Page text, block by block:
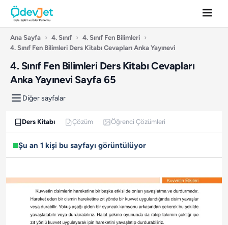
Ana Sayfa › 4. Sınıf › 4. Sınıf Fen Bilimleri ›
4. Sınıf Fen Bilimleri Ders Kitabı Cevapları Anka Yayınevi
4. Sınıf Fen Bilimleri Ders Kitabı Cevapları
Anka Yayınevi Sayfa 65
Diğer sayfalar
Ders Kitabı Çözüm Öğrenci Çözümleri
Şu an 1 kişi bu sayfayı görüntülüyor